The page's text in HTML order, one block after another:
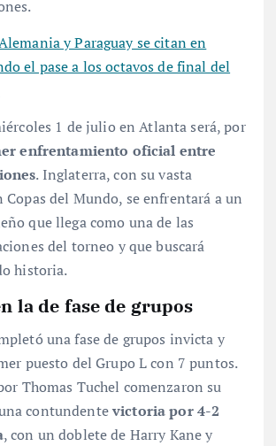
.
y Paraguay se citan en
el pase a los octavos de final del
1 de julio en Atlanta será, por
enfrentamiento oficial entre
. Inglaterra, con su vasta
Copas del Mundo, se enfrentará a un
que llega como una de las
del torneo y que buscará
historia.
la de fase de grupos
una fase de grupos invicta y
puesto del Grupo L con 7 puntos.
Thomas Tuchel comenzaron su
contundentevictoria por 4-2
, con un doblete de Harry Kane y